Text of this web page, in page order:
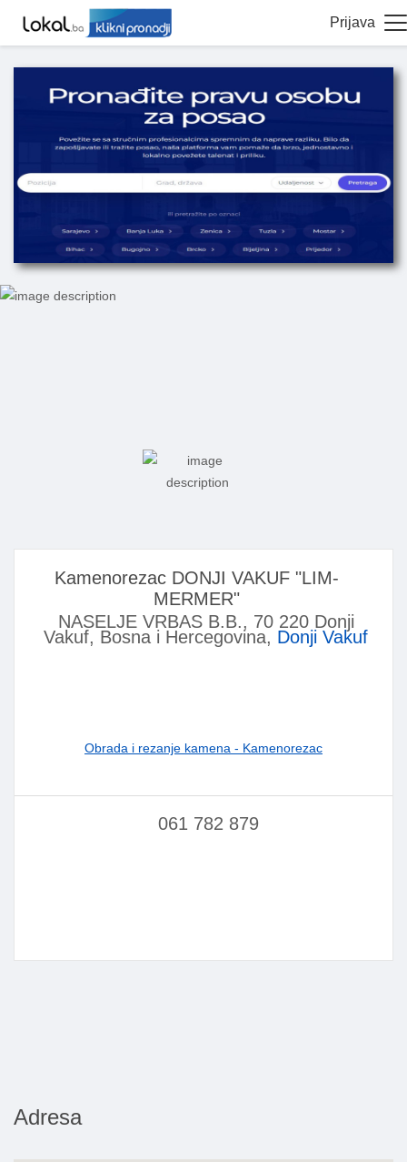
Prijava
Kamenorezac DONJI VAKUF "LIM-
MERMER"
NASELJE VRBAS B.B., 70 220 Donji
Vakuf, Bosna i Hercegovina, Donji Vakuf
Obrada i rezanje kamena - Kamenorezac
061 782 879
Adresa